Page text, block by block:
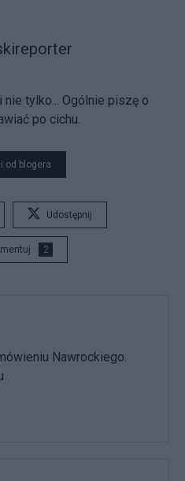
tylko... Ogólnie piszę o
po cichu.
od blogera
Udostępnij
2
Nawrockiego.